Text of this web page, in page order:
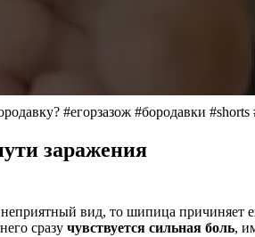
#егорзазож #бородавки
заражения
вид, то шипица причиняет
сразу чувствуется сильная боль,